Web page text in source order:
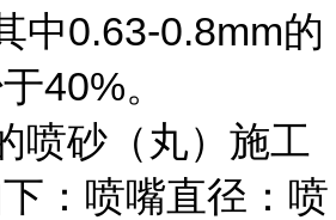
中0.63-0.8mm的
40%。
喷砂（丸）施工
：喷嘴直径：喷